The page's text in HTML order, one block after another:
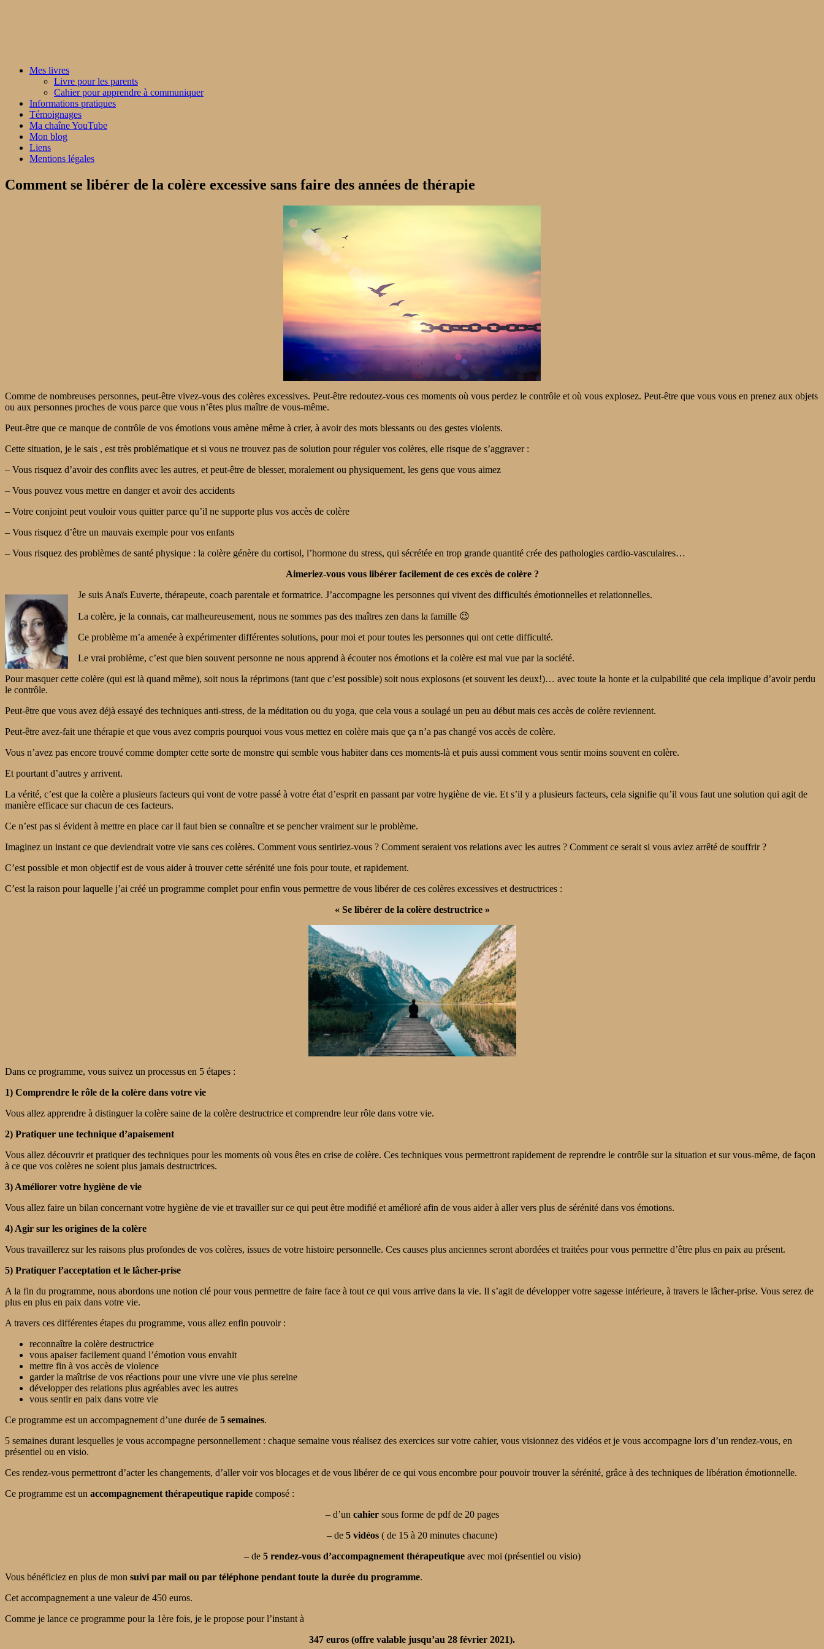
Mes livres
Livre pour les parents
Cahier pour apprendre à communiquer
Informations pratiques
Témoignages
Ma chaîne YouTube
Mon blog
Liens
Mentions légales
Comment se libérer de la colère excessive sans faire des années de thérapie
Comme de nombreuses personnes, peut-être vivez-vous des colères excessives. Peut-être redoutez-vous ces moments où vous perdez le contrôle et où vous explosez. Peut-être que vous vous en prenez aux objets
ou aux personnes proches de vous parce que vous n’êtes plus maître de vous-même.
Peut-être que ce manque de contrôle de vos émotions vous amène même à crier, à avoir des mots blessants ou des gestes violents.
Cette situation, je le sais , est très problématique et si vous ne trouvez pas de solution pour réguler vos colères, elle risque de s’aggraver :
– Vous risquez d’avoir des conflits avec les autres, et peut-être de blesser, moralement ou physiquement, les gens que vous aimez
– Vous pouvez vous mettre en danger et avoir des accidents
– Votre conjoint peut vouloir vous quitter parce qu’il ne supporte plus vos accès de colère
– Vous risquez d’être un mauvais exemple pour vos enfants
– Vous risquez des problèmes de santé physique : la colère génère du cortisol, l’hormone du stress, qui sécrétée en trop grande quantité crée des pathologies cardio-vasculaires…
Aimeriez-vous vous libérer facilement de ces excès de colère ?
Je suis Anaïs Euverte, thérapeute, coach parentale et formatrice. J’accompagne les personnes qui vivent des difficultés émotionnelles et relationnelles.
La colère, je la connais, car malheureusement, nous ne sommes pas des maîtres zen dans la famille 😉
Ce problème m’a amenée à expérimenter différentes solutions, pour moi et pour toutes les personnes qui ont cette difficulté.
Le vrai problème, c’est que bien souvent personne ne nous apprend à écouter nos émotions et la colère est mal vue par la société.
Pour masquer cette colère (qui est là quand même), soit nous la réprimons (tant que c’est possible) soit nous explosons (et souvent les deux!)… avec toute la honte et la culpabilité que cela implique d’avoir perdu
le contrôle.
Peut-être que vous avez déjà essayé des techniques anti-stress, de la méditation ou du yoga, que cela vous a soulagé un peu au début mais ces accès de colère reviennent.
Peut-être avez-fait une thérapie et que vous avez compris pourquoi vous vous mettez en colère mais que ça n’a pas changé vos accès de colère.
Vous n’avez pas encore trouvé comme dompter cette sorte de monstre qui semble vous habiter dans ces moments-là et puis aussi comment vous sentir moins souvent en colère.
Et pourtant d’autres y arrivent.
La vérité, c’est que la colère a plusieurs facteurs qui vont de votre passé à votre état d’esprit en passant par votre hygiène de vie. Et s’il y a plusieurs facteurs, cela signifie qu’il vous faut une solution qui agit de
manière efficace sur chacun de ces facteurs.
Ce n’est pas si évident à mettre en place car il faut bien se connaître et se pencher vraiment sur le problème.
Imaginez un instant ce que deviendrait votre vie sans ces colères. Comment vous sentiriez-vous ? Comment seraient vos relations avec les autres ? Comment ce serait si vous aviez arrêté de souffrir ?
C’est possible et mon objectif est de vous aider à trouver cette sérénité une fois pour toute, et rapidement.
C’est la raison pour laquelle j’ai créé un programme complet pour enfin vous permettre de vous libérer de ces colères excessives et destructrices :
« Se libérer de la colère destructrice »
Dans ce programme, vous suivez un processus en 5 étapes :
1) Comprendre le rôle de la colère dans votre vie
Vous allez apprendre à distinguer la colère saine de la colère destructrice et comprendre leur rôle dans votre vie.
2) Pratiquer une technique d’apaisement
Vous allez découvrir et pratiquer des techniques pour les moments où vous êtes en crise de colère. Ces techniques vous permettront rapidement de reprendre le contrôle sur la situation et sur vous-même, de façon
à ce que vos colères ne soient plus jamais destructrices.
3) Améliorer votre hygiène de vie
Vous allez faire un bilan concernant votre hygiène de vie et travailler sur ce qui peut être modifié et amélioré afin de vous aider à aller vers plus de sérénité dans vos émotions.
4) Agir sur les origines de la colère
Vous travaillerez sur les raisons plus profondes de vos colères, issues de votre histoire personnelle. Ces causes plus anciennes seront abordées et traitées pour vous permettre d’être plus en paix au présent.
5) Pratiquer l’acceptation et le lâcher-prise
A la fin du programme, nous abordons une notion clé pour vous permettre de faire face à tout ce qui vous arrive dans la vie. Il s’agit de développer votre sagesse intérieure, à travers le lâcher-prise. Vous serez de
plus en plus en paix dans votre vie.
A travers ces différentes étapes du programme, vous allez enfin pouvoir :
reconnaître la colère destructrice
vous apaiser facilement quand l’émotion vous envahit
mettre fin à vos accès de violence
garder la maîtrise de vos réactions pour une vivre une vie plus sereine
développer des relations plus agréables avec les autres
vous sentir en paix dans votre vie
Ce programme est un accompagnement d’une durée de 5 semaines.
5 semaines durant lesquelles je vous accompagne personnellement : chaque semaine vous réalisez des exercices sur votre cahier, vous visionnez des vidéos et je vous accompagne lors d’un rendez-vous, en
présentiel ou en visio.
Ces rendez-vous permettront d’acter les changements, d’aller voir vos blocages et de vous libérer de ce qui vous encombre pour pouvoir trouver la sérénité, grâce à des techniques de libération émotionnelle.
Ce programme est un accompagnement thérapeutique rapide composé :
– d’un cahiersous forme de pdf de 20 pages
– de 5 vidéos ( de 15 à 20 minutes chacune)
– de5 rendez-vous d’accompagnement thérapeutiqueavec moi (présentiel ou visio)
Vous bénéficiez en plus de mon suivi par mail ou par téléphone pendant toute la durée du programme.
Cet accompagnement a une valeur de 450 euros.
Comme je lance ce programme pour la 1ère fois, je le propose pour l’instant à
347 euros (offre valable jusqu’au 28 février 2021).